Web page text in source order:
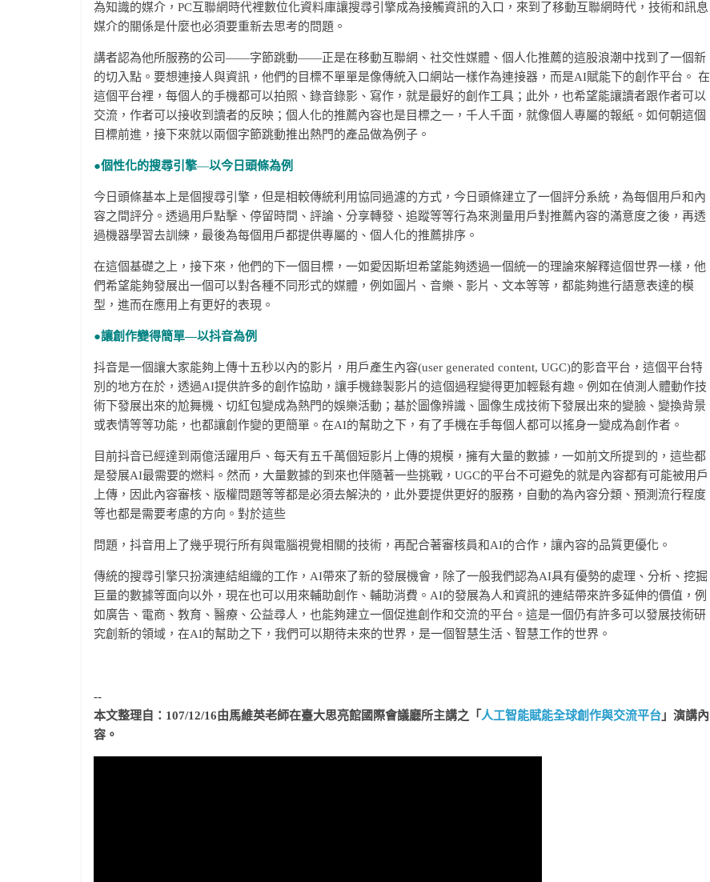
為知識的媒介，PC互聯網時代裡數位化資料庫讓搜尋引擎成為接觸資訊的入口，來到了移動互聯網時代，技術和訊息
媒介的關係是什麼也必須要重新去思考的問題。
講者認為他所服務的公司——字節跳動——正是在移動互聯網、社交性媒體、個人化推薦的這股浪潮中找到了一個新
的切入點。要想連接人與資訊，他們的目標不單單是像傳統入口網站一樣作為連接器，而是AI賦能下的創作平台。 在
這個平台裡，每個人的手機都可以拍照、錄音錄影、寫作，就是最好的創作工具；此外，也希望能讓讀者跟作者可以
交流，作者可以接收到讀者的反映；個人化的推薦內容也是目標之一，千人千面，就像個人專屬的報紙。如何朝這個
目標前進，接下來就以兩個字節跳動推出熱門的產品做為例子。
●個性化的搜尋引擎—以今日頭條為例
今日頭條基本上是個搜尋引擎，但是相較傳統利用協同過濾的方式，今日頭條建立了一個評分系統，為每個用戶和內
容之間評分。透過用戶點擊、停留時間、評論、分享轉發、追蹤等等行為來測量用戶對推薦內容的滿意度之後，再透
過機器學習去訓練，最後為每個用戶都提供專屬的、個人化的推薦排序。
在這個基礎之上，接下來，他們的下一個目標，一如愛因斯坦希望能夠透過一個統一的理論來解釋這個世界一樣，他
們希望能夠發展出一個可以對各種不同形式的媒體，例如圖片、音樂、影片、文本等等，都能夠進行語意表達的模
型，進而在應用上有更好的表現。
●讓創作變得簡單—以抖音為例
抖音是一個讓大家能夠上傳十五秒以內的影片，用戶產生內容(user generated content, UGC)的影音平台，這個平台特
別的地方在於，透過AI提供許多的創作協助，讓手機錄製影片的這個過程變得更加輕鬆有趣。例如在偵測人體動作技
術下發展出來的尬舞機、切紅包變成為熱門的娛樂活動；基於圖像辨識、圖像生成技術下發展出來的變臉、變換背景
或表情等等功能，也都讓創作變的更簡單。在AI的幫助之下，有了手機在手每個人都可以搖身一變成為創作者。
目前抖音已經達到兩億活躍用戶、每天有五千萬個短影片上傳的規模，擁有大量的數據，一如前文所提到的，這些都
是發展AI最需要的燃料。然而，大量數據的到來也伴隨著一些挑戰，UGC的平台不可避免的就是內容都有可能被用戶
上傳，因此內容審核、版權問題等等都是必須去解決的，此外要提供更好的服務，自動的為內容分類、預測流行程度
等也都是需要考慮的方向。對於這些
問題，抖音用上了幾乎現行所有與電腦視覺相關的技術，再配合著審核員和AI的合作，讓內容的品質更優化。
傳統的搜尋引擎只扮演連結組織的工作，AI帶來了新的發展機會，除了一般我們認為AI具有優勢的處理、分析、挖掘
巨量的數據等面向以外，現在也可以用來輔助創作、輔助消費。AI的發展為人和資訊的連結帶來許多延伸的價值，例
如廣告、電商、教育、醫療、公益尋人，也能夠建立一個促進創作和交流的平台。這是一個仍有許多可以發展技術研
究創新的領域，在AI的幫助之下，我們可以期待未來的世界，是一個智慧生活、智慧工作的世界。
--
本文整理自：107/12/16由馬維英老師在臺大思亮館國際會議廳所主講之「 人工智能賦能全球創作與交流平台 」演講內
容。